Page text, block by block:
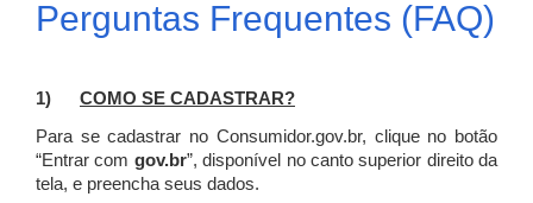
Perguntas Frequentes (FAQ)
1) COMO SE CADASTRAR?
Para se cadastrar no Consumidor.gov.br, clique no botão
“Entrar com gov.br”, disponível no canto superior direito da
tela, e preencha seus dados.